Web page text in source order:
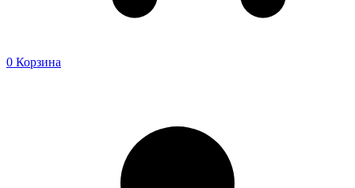
0 Корзина